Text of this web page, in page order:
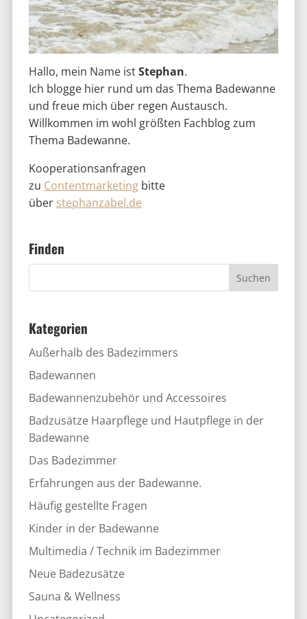
Hallo, mein Name istStephan.
Ich blogge hier rund um das Thema Badewanne
und freue mich über regen Austausch.
Willkommen im wohl größten Fachblog zum
Thema Badewanne.
Kooperationsanfragen
zu Contentmarketingbitte
über stephanzabel.de
Finden
Kategorien
Außerhalb des Badezimmers
Badewannen
Badewannenzubehör und Accessoires
Badzusätze Haarpflege und Hautpflege in der
Badewanne
Das Badezimmer
Erfahrungen aus der Badewanne.
Häufig gestellte Fragen
Kinder in der Badewanne
Multimedia / Technik im Badezimmer
Neue Badezusätze
Sauna & Wellness